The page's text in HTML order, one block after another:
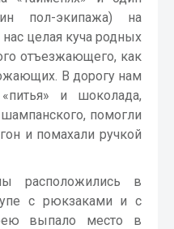
пол-экипажа) на
целая куча родных
отъезжающего, как
В дорогу нам
и шоколада,
помогли
и помахали ручкой
расположились в
с рюкзаками и с
выпало место в